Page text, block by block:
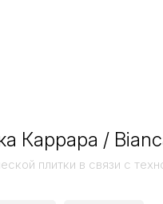
Каррара /
плитки в связи с